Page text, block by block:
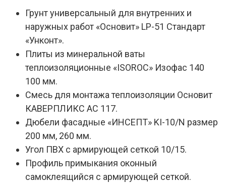
Грунт универсальный для внутренних и
наружных работ «Основит» LP-51 Стандарт
«Унконт».
Плиты из минеральной ваты
теплоизоляционные «ISOROC» Изофас 140
100 мм.
Смесь для монтажа теплоизоляции Основит
КАВЕРПЛИКС АС 117.
Дюбели фасадные «ИНСЕПТ» KI-10/N размер
200 мм, 260 мм.
Угол ПВХ с армирующей сеткой 10/15.
Профиль примыкания оконный
самоклеящийся с армирующей сеткой.